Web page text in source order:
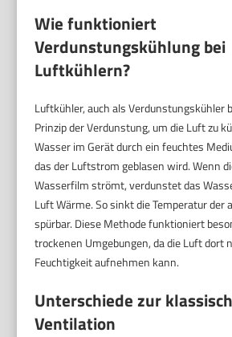
Wie funktioniert
Verdunstungskühlung bei
Luftkühlern?
Luftkühler, auch als Verdunstungskühler
Prinzip der Verdunstung, um die Luft zu
Wasser im Gerät durch ein feuchtes
das der Luftstrom geblasen wird. Wenn
Wasserfilm strömt, verdunstet das
Luft Wärme. So sinkt die Temperatur der
spürbar. Diese Methode funktioniert
trockenen Umgebungen, da die Luft dort
Feuchtigkeit aufnehmen kann.
Unterschiede zur
Ventilation